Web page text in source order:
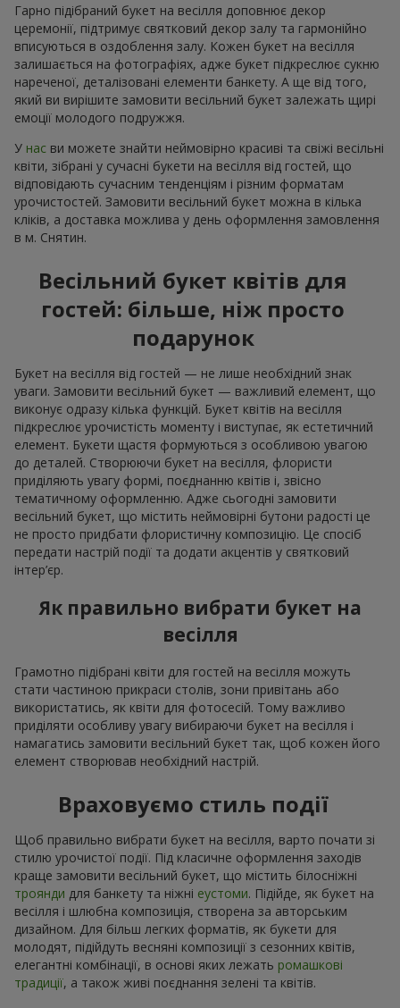
Гарно підібраний букет на весілля доповнює декор
церемонії, підтримує святковий декор залу та гармонійно
вписуються в оздоблення залу. Кожен букет на весілля
залишається на фотографіях, адже букет підкреслює сукню
нареченої, деталізовані елементи банкету. А ще від того,
який ви вирішите замовити весільний букет залежать щирі
емоції молодого подружжя.
У нас ви можете знайти неймовірно красиві та свіжі весільні
квіти, зібрані у сучасні букети на весілля від гостей, що
відповідають сучасним тенденціям і різним форматам
урочистостей. Замовити весільний букет можна в кілька
кліків, а доставка можлива у день оформлення замовлення
в м. Снятин.
Весільний букет квітів для
гостей: більше, ніж просто
подарунок
Букет на весілля від гостей — не лише необхідний знак
уваги. Замовити весільний букет — важливий елемент, що
виконує одразу кілька функцій. Букет квітів на весілля
підкреслює урочистість моменту і виступає, як естетичний
елемент. Букети щастя формуються з особливою увагою
до деталей. Створюючи букет на весілля, флористи
приділяють увагу формі, поєднанню квітів і, звісно
тематичному оформленню. Адже сьогодні замовити
весільний букет, що містить неймовірні бутони радості це
не просто придбати флористичну композицію. Це спосіб
передати настрій події та додати акцентів у святковий
інтер’єр.
Як правильно вибрати букет на
весілля
Грамотно підібрані квіти для гостей на весілля можуть
стати частиною прикраси столів, зони привітань або
використатись, як квіти для фотосесій. Тому важливо
приділяти особливу увагу вибираючи букет на весілля і
намагатись замовити весільний букет так, щоб кожен його
елемент створював необхідний настрій.
Враховуємо стиль події
Щоб правильно вибрати букет на весілля, варто почати зі
стилю урочистої події. Під класичне оформлення заходів
краще замовити весільний букет, що містить білосніжні
троянди для банкету та ніжні еустоми. Підійде, як букет на
весілля і шлюбна композиція, створена за авторським
дизайном. Для більш легких форматів, як букети для
молодят, підійдуть весняні композиції з сезонних квітів,
елегантні комбінації, в основі яких лежать ромашкові
традиції, а також живі поєднання зелені та квітів.